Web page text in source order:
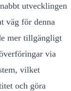
utvecklingen
väg för denna
mer tillgängligt
via
vilket
och göra